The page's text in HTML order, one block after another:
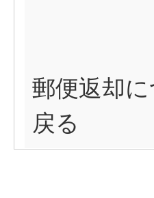
郵便返却
戻る